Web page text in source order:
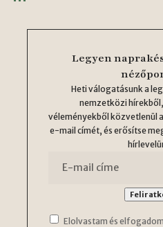
Legyen
Heti válogatásunk a
nemzetközi
véleményekből közvetlenül
e-mail címét, és erősítse
Elolvastam és